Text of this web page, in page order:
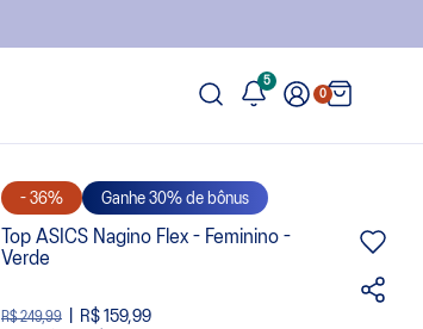
5
0
- 36% Ganhe 30% de bônus
Top ASICS Nagino Flex - Feminino -
Verde
R$ 249,99 R$ 159,99